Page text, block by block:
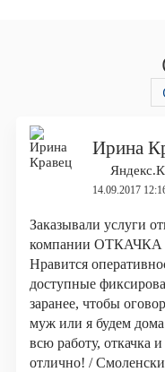
Ирина
14.09.2017
Заказывали услуги
компании ОТКАЧКА
Нравится
доступные
заранее, чтобы
муж или я будем
всю работу, откачка
отлично! /